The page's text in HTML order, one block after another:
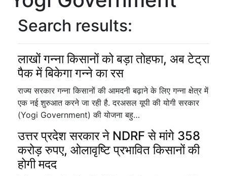
Search results:
लाखों गन्ना किसानों को बड़ा तोहफा, अब टेट्रा
पैक में बिकेगा गन्ने का रस
राज्य सरकार गन्ना किसानों की आमदनी बढ़ाने के लिए गन्ना क्षेत्र में
एक नई शुरुआत करने जा रही है. दरअसल यूपी की योगी सरकार
(Yogi Government) की योजना बहु…
उत्तर प्रदेश सरकार ने NDRF से मांगे 358
करोड़ रुपए, ओलावृष्टि प्रभावित किसानों की
होगी मदद